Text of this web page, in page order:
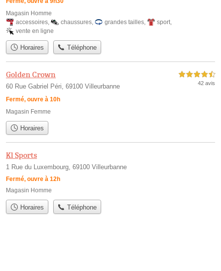
Magasin Homme
accessoires
chaussures grandes tailles sport
vente en ligne
Horaires Téléphone
Golden Crown
60 Rue Gabriel Péri, 69100 Villeurbanne
Fermé, ouvre à 10h
4,5 étoiles sur 5
42 avis
Magasin Femme
Horaires
Kl Sports
1 Rue du Luxembourg, 69100 Villeurbanne
Fermé, ouvre à 12h
Magasin Homme
Horaires Téléphone